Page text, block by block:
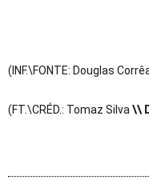
(INF.\FONTE: Douglas
(FT.\CRÉD.: Tomaz Silva\\